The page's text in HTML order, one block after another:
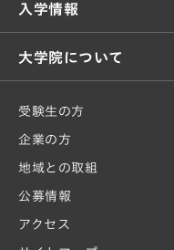
入学情報
大学院について
受験生の方
企業の方
地域との取組
公募情報
アクセス